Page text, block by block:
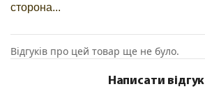
сторона...
Відгуків про цей товар ще не було.
Написати відгук